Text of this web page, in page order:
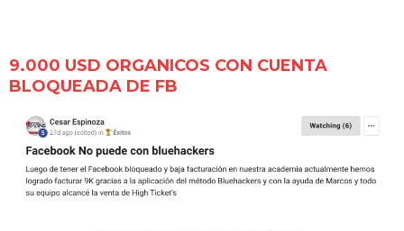
9.000 USD ORGANICOS CON CUENTA
BLOQUEADA DE FB